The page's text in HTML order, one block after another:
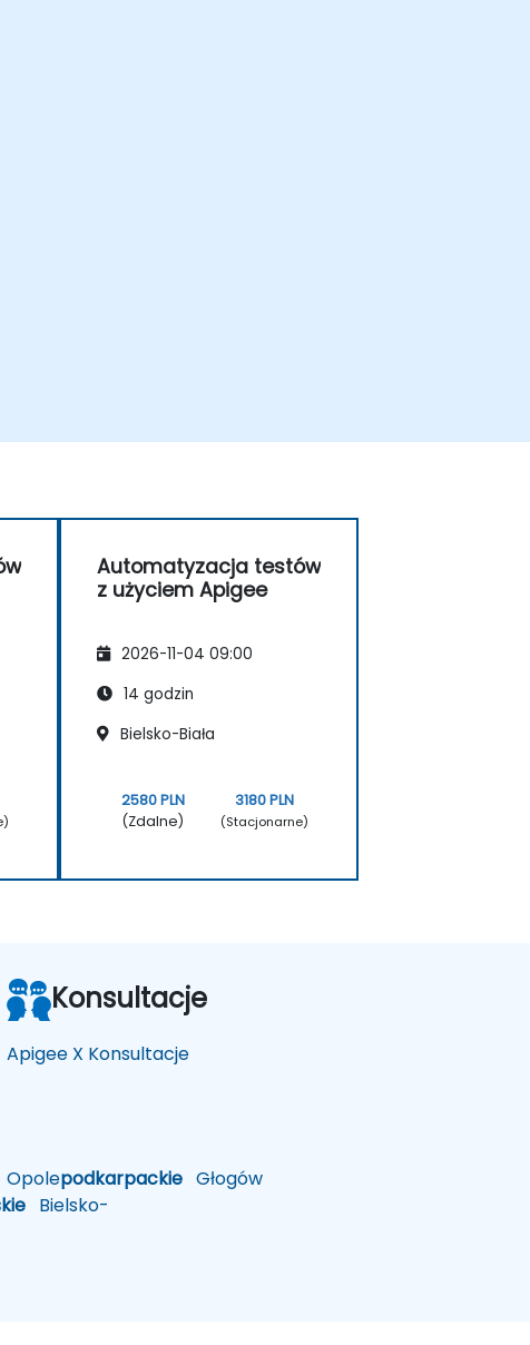
Automatyzacja testów
z użyciem Apigee
2026-11-04 09:00
14 godzin
Bielsko-Biała
2580 PLN
(Zdalne)
3180 PLN
(Stacjonarne)
Opolepodkarpackie Głogów
Bielsko-
Konsultacje
Apigee X Konsultacje